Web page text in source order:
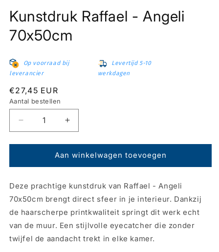
openen
in
modaal
Kunstdruk Raffael - Angeli
70x50cm
Op voorraad bij
leverancier
Levertijd 5-10
werkdagen
Normale
prijs
€27,45 EUR
Aantal bestellen
Aantal
verlagen
voor
Kunstdruk
Raffael
Angeli
70x50cm
Aantal
verhogen
voor
Kunstdruk
Raffael
Angeli
70x50cm
Aan winkelwagen toevoegen
Deze prachtige kunstdruk van Raffael - Angeli
70x50cm brengt direct sfeer in je interieur. Dankzij
de haarscherpe printkwaliteit springt dit werk echt
van de muur. Een stijlvolle eyecatcher die zonder
twijfel de aandacht trekt in elke kamer.